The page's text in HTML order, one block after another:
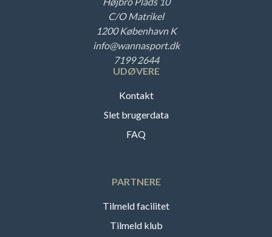
C/O Matrikel
1200 København K
info@wannasport.dk
7199 2644
UDØVERE
Kontakt
Slet brugerdata
FAQ
PARTNERE
Tilmeld facilitet
Tilmeld klub